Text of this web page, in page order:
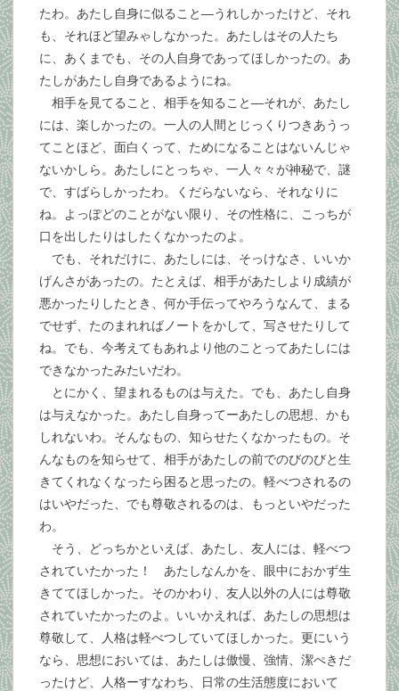
たわ。あたし自身に似ること―うれしかったけど、それ
も、それほど望みゃしなかった。あたしはその人たち
に、あくまでも、その人自身であってほしかったの。あ
たしがあたし自身であるようにね。
相手を見てること、相手を知ること―それが、あたし
には、楽しかったの。一人の人間とじっくりつきあうっ
てことほど、面白くって、ためになることはないんじゃ
ないかしら。あたしにとっちゃ、一人々々が神秘で、謎
で、すばらしかったわ。くだらないなら、それなりに
ね。よっぽどのことがない限り、その性格に、こっちが
口を出したりはしたくなかったのよ。
でも、それだけに、あたしには、そっけなさ、いいか
げんさがあったの。たとえば、相手があたしより成績が
悪かったりしたとき、何か手伝ってやろうなんて、まる
でせず、たのまれればノートをかして、写させたりして
ね。でも、今考えてもあれより他のことってあたしには
できなかったみたいだわ。
とにかく、望まれるものは与えた。でも、あたし自身
は与えなかった。あたし自身ってーあたしの思想、かも
しれないわ。そんなもの、知らせたくなかったもの。そ
んなものを知らせて、相手があたしの前でのびのびと生
きてくれなくなったら困ると思ったの。軽べつされるの
はいやだった、でも尊敬されるのは、もっといやだった
わ。
そう、どっちかといえば、あたし、友人には、軽べつ
されていたかった！ あたしなんかを、眼中におかず生
きててほしかった。そのかわり、友人以外の人には尊敬
されていたかったのよ。いいかえれば、あたしの思想は
尊敬して、人格は軽べつしていてほしかった。更にいう
なら、思想においては、あたしは傲慢、強情、潔ぺきだ
ったけど、人格ーすなわち、日常の生活態度において